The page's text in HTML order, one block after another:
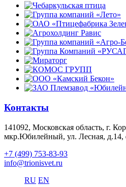
Контакты
141092, Московская область, г.
мкр.Юбилейный, ул. Лесная, д.14,
+7 (499) 753-83-93
info@trionisvet.ru
RU EN